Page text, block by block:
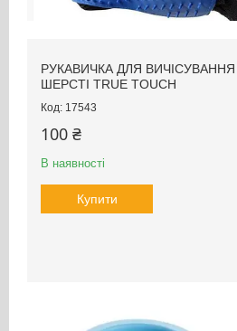
РУКАВИЧКА ДЛЯ ВИЧІСУВАННЯ
ШЕРСТІ TRUE TOUCH
17543
100 ₴
В наявності
Купити